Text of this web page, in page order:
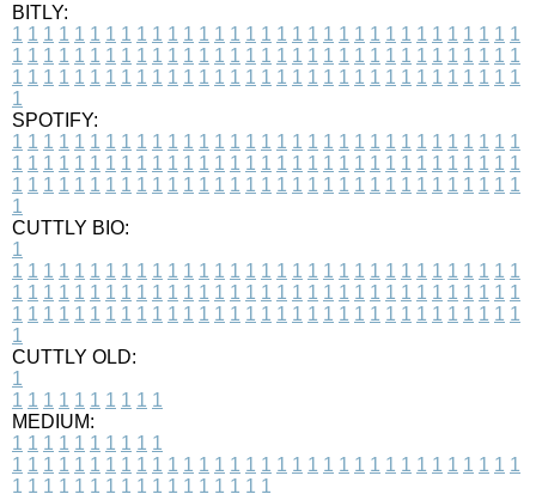
BITLY:
1 1 1 1 1 1 1 1 1 1 1 1 1 1 1 1 1 1 1 1 1 1 1 1 1 1 1 1 1 1 1 1 1
1 1 1 1 1 1 1 1 1 1 1 1 1 1 1 1 1 1 1 1 1 1 1 1 1 1 1 1 1 1 1 1 1
1 1 1 1 1 1 1 1 1 1 1 1 1 1 1 1 1 1 1 1 1 1 1 1 1 1 1 1 1 1 1 1 1
1
SPOTIFY:
1 1 1 1 1 1 1 1 1 1 1 1 1 1 1 1 1 1 1 1 1 1 1 1 1 1 1 1 1 1 1 1 1
1 1 1 1 1 1 1 1 1 1 1 1 1 1 1 1 1 1 1 1 1 1 1 1 1 1 1 1 1 1 1 1 1
1 1 1 1 1 1 1 1 1 1 1 1 1 1 1 1 1 1 1 1 1 1 1 1 1 1 1 1 1 1 1 1 1
1
CUTTLY BIO:
1
1 1 1 1 1 1 1 1 1 1 1 1 1 1 1 1 1 1 1 1 1 1 1 1 1 1 1 1 1 1 1 1 1
1 1 1 1 1 1 1 1 1 1 1 1 1 1 1 1 1 1 1 1 1 1 1 1 1 1 1 1 1 1 1 1 1
1 1 1 1 1 1 1 1 1 1 1 1 1 1 1 1 1 1 1 1 1 1 1 1 1 1 1 1 1 1 1 1 1
1
CUTTLY OLD:
1
1 1 1 1 1 1 1 1 1 1
MEDIUM:
1 1 1 1 1 1 1 1 1 1
1 1 1 1 1 1 1 1 1 1 1 1 1 1 1 1 1 1 1 1 1 1 1 1 1 1 1 1 1 1 1 1 1
1 1 1 1 1 1 1 1 1 1 1 1 1 1 1 1 1